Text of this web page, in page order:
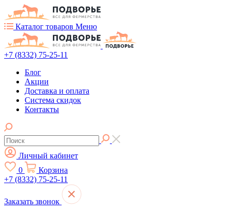
Каталог товаров Меню
+7 (8332) 75-25-11
Блог
Акции
Доставка и оплата
Система скидок
Контакты
Личный кабинет
0
Корзина
+7 (8332) 75-25-11
Заказать звонок